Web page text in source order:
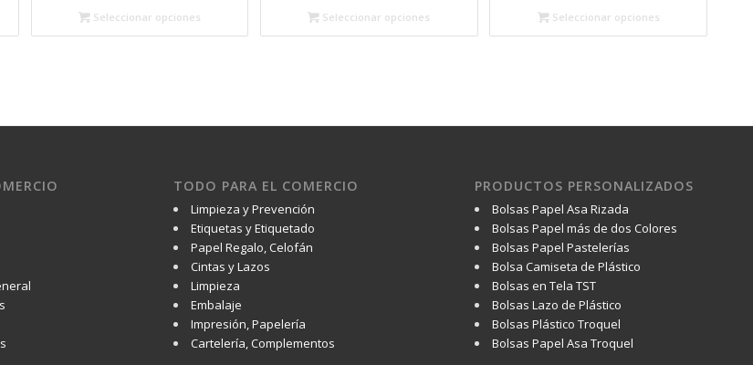
Seleccionar opciones Seleccionar opciones Seleccionar opciones
TODO PARA EL COMERCIO
Limpieza y Prevención
Etiquetas y Etiquetado
Papel Regalo, Celofán
Cintas y Lazos
Limpieza
Embalaje
Impresión, Papelería
Cartelería, Complementos
PRODUCTOS PERSONALIZADOS
Bolsas Papel Asa Rizada
Bolsas Papel más de dos Colores
Bolsas Papel Pastelerías
Bolsa Camiseta de Plástico
Bolsas en Tela TST
Bolsas Lazo de Plástico
Bolsas Plástico Troquel
Bolsas Papel Asa Troquel